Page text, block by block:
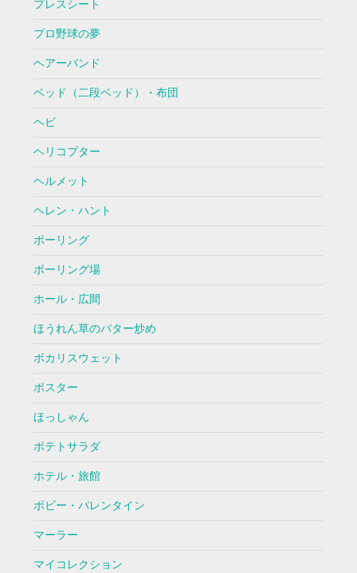
プレスシート
プロ野球の夢
ヘアーバンド
ベッド（二段ベッド）・布団
ヘビ
ヘリコプター
ヘルメット
ヘレン・ハント
ボーリング
ボーリング場
ホール・広間
ほうれん草のバター炒め
ポカリスウェット
ポスター
ほっしゃん
ポテトサラダ
ホテル・旅館
ボビー・バレンタイン
マーラー
マイコレクション